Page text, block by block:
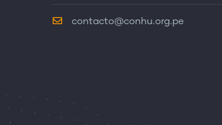
contacto@conhu.org.pe